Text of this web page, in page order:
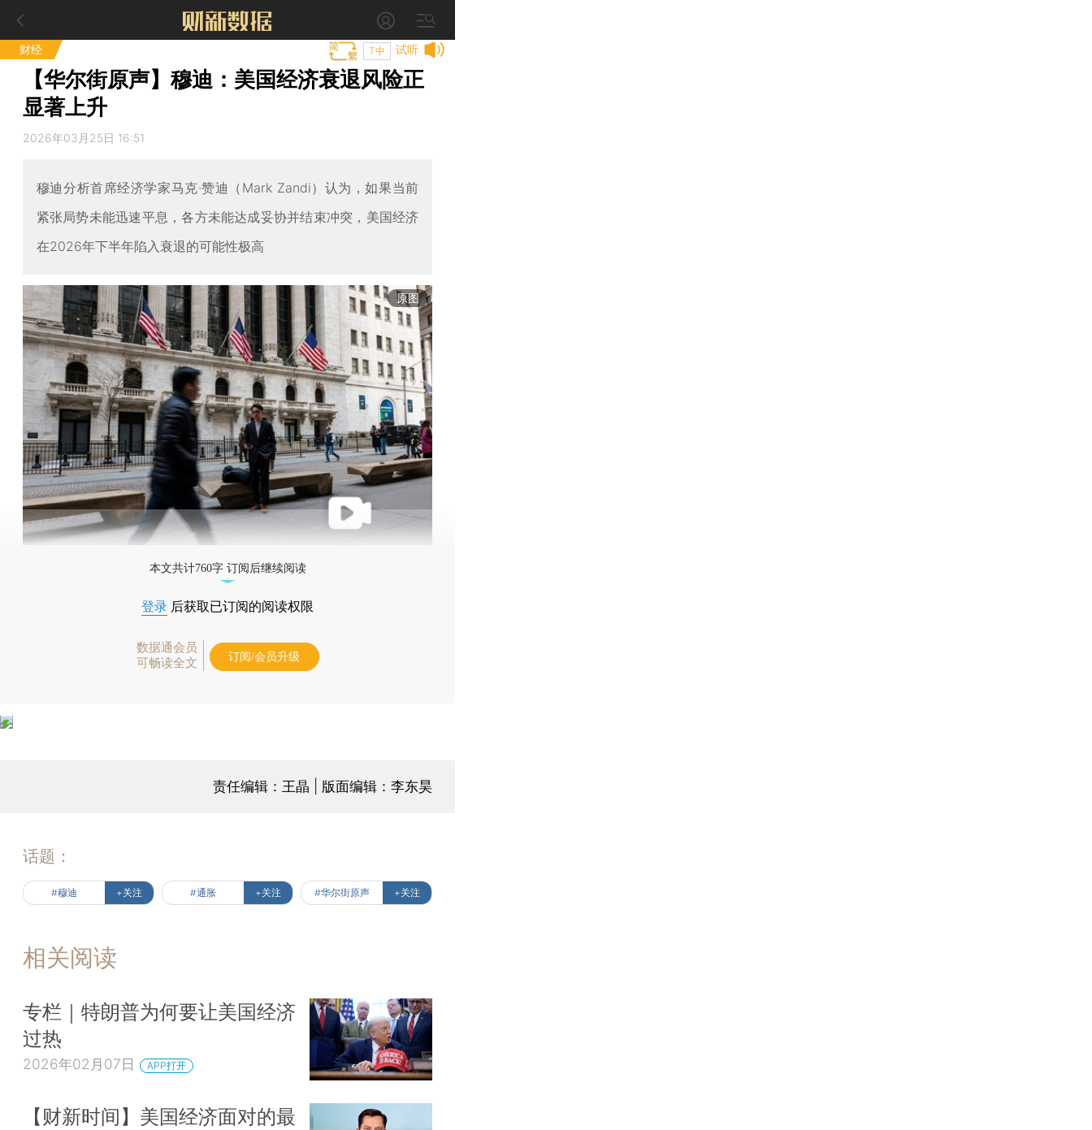
财经 试听
T中
【华尔街原声】穆迪：美国经济衰退风险正
显著上升
2026年03月25日 16:51
穆迪分析首席经济学家马克·赞迪（Mark Zandi）认为，如果当前
紧张局势未能迅速平息，各方未能达成妥协并结束冲突，美国经济
在2026年下半年陷入衰退的可能性极高
原图
本文共计760字 订阅后继续阅读
登录 后获取已订阅的阅读权限
数据通会员
可畅读全文
订阅/会员升级
责任编辑：王晶 | 版面编辑：李东昊
话题：
#穆迪 +关注 #通胀 +关注 #华尔街原声 +关注
相关阅读
专栏｜特朗普为何要让美国经济
过热
2026年02月07日 APP打开
【财新时间】美国经济面对的最